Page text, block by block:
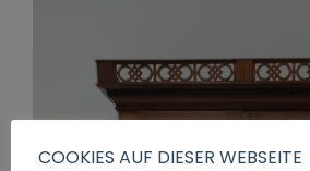
COOKIES AUF DIESER WEBSEITE